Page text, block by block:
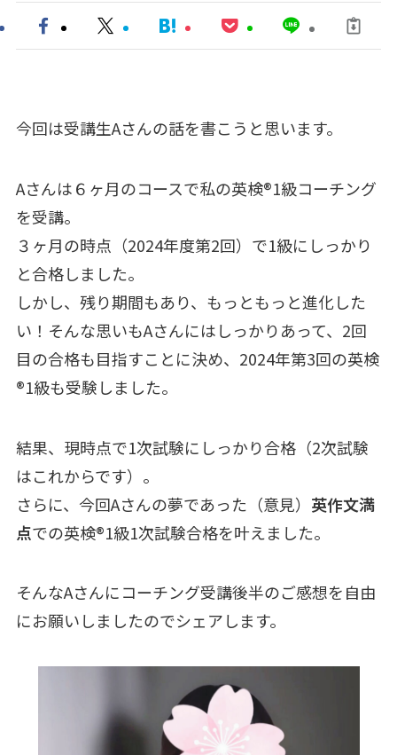
今回は受講生Aさんの話を書こうと思います。
Aさんは６ヶ月のコースで私の英検®︎1級コーチング
を受講。
３ヶ月の時点（2024年度第2回）で1級にしっかり
と合格しました。
しかし、残り期間もあり、もっともっと進化した
い！そんな思いもAさんにはしっかりあって、2回
目の合格も目指すことに決め、2024年第3回の英検
®︎1級も受験しました。
結果、現時点で1次試験にしっかり合格（2次試験
はこれからです）。
さらに、今回Aさんの夢であった（意見） 英作文満
点での英検®︎1級1次試験合格を叶えました。
そんなAさんにコーチング受講後半のご感想を自由
にお願いしましたのでシェアします。